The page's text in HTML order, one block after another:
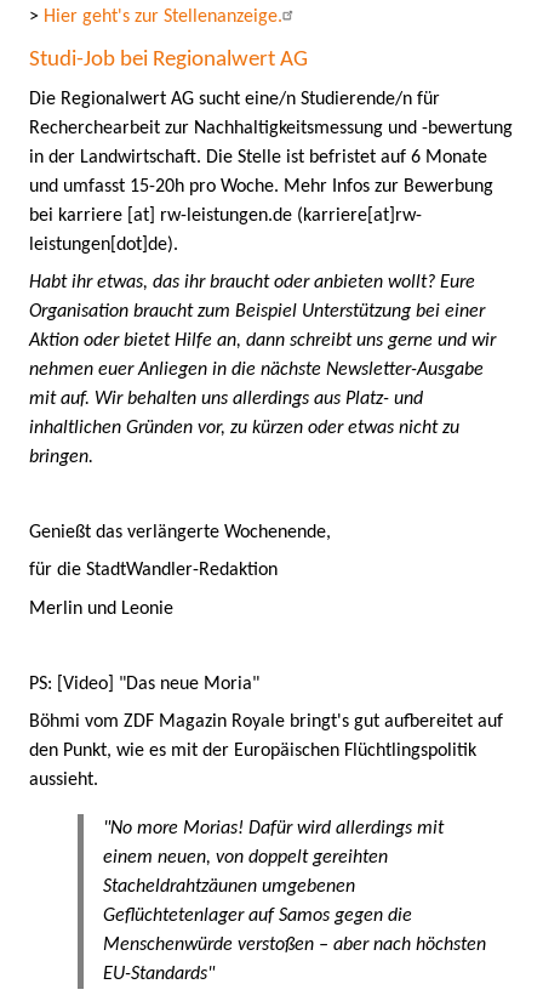
> Hier geht's zur Stellenanzeige.
Studi-Job bei Regionalwert AG
Die Regionalwert AG sucht eine/n Studierende/n für
Recherchearbeit zur Nachhaltigkeitsmessung und -bewertung
in der Landwirtschaft. Die Stelle ist befristet auf 6 Monate
und umfasst 15-20h pro Woche. Mehr Infos zur Bewerbung
bei karriere [at] rw-leistungen.de (karriere[at]rw-
leistungen[dot]de).
Habt ihr etwas, das ihr braucht oder anbieten wollt? Eure
Organisation braucht zum Beispiel Unterstützung bei einer
Aktion oder bietet Hilfe an, dann schreibt uns gerne und wir
nehmen euer Anliegen in die nächste Newsletter-Ausgabe
mit auf. Wir behalten uns allerdings aus Platz- und
inhaltlichen Gründen vor, zu kürzen oder etwas nicht zu
bringen.
Genießt das verlängerte Wochenende,
für die StadtWandler-Redaktion
Merlin und Leonie
PS: [Video] "Das neue Moria"
Böhmi vom ZDF Magazin Royale bringt's gut aufbereitet auf
den Punkt, wie es mit der Europäischen Flüchtlingspolitik
aussieht.
"No more Morias! Dafür wird allerdings mit
einem neuen, von doppelt gereihten
Stacheldrahtzäunen umgebenen
Geflüchtetenlager auf Samos gegen die
Menschenwürde verstoßen – aber nach höchsten
EU-Standards"